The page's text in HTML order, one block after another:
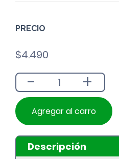
PRECIO
$4.490
- +
Agregar al carro
Descripción